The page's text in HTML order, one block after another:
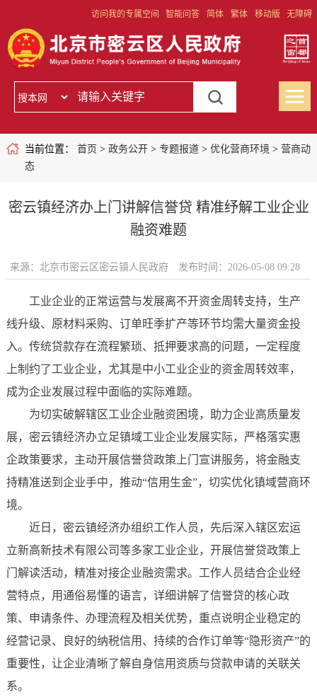
访问我的专属空间 智能问答 简体 繁体 移动版 无障碍
当前位置： 首页 > 政务公开> 专题报道> 优化营商环境 > 营商动
态
密云镇经济办上门讲解信誉贷 精准纾解工业企业
融资难题
来源：北京市密云区密云镇人民政府 发布时间：2026-05-08 09:28
工业企业的正常运营与发展离不开资金周转支持，生产
线升级、原材料采购、订单旺季扩产等环节均需大量资金投
入。传统贷款存在流程繁琐、抵押要求高的问题，一定程度
上制约了工业企业，尤其是中小工业企业的资金周转效率，
成为企业发展过程中面临的实际难题。
为切实破解辖区工业企业融资困境，助力企业高质量发
展，密云镇经济办立足镇域工业企业发展实际，严格落实惠
企政策要求，主动开展信誉贷政策上门宣讲服务，将金融支
持精准送到企业手中，推动“信用生金”，切实优化镇域营商环
境。
近日，密云镇经济办组织工作人员，先后深入辖区宏运
立新高新技术有限公司等多家工业企业，开展信誉贷政策上
门解读活动，精准对接企业融资需求。工作人员结合企业经
营特点，用通俗易懂的语言，详细讲解了信誉贷的核心政
策、申请条件、办理流程及相关优势，重点说明企业稳定的
经营记录、良好的纳税信用、持续的合作订单等“隐形资产”的
重要性，让企业清晰了解自身信用资质与贷款申请的关联关
系。